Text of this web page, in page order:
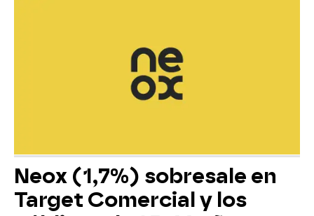
Neox (1,7%) sobresale en
Target Comercial y los